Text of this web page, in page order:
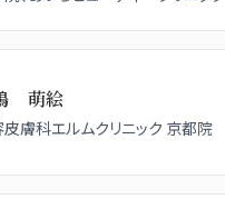
萌絵
膚科エルムクリニック 京都院